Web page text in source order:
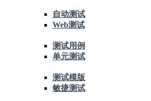
自动测试
Web测试
测试用例
单元测试
测试模版
敏捷测试